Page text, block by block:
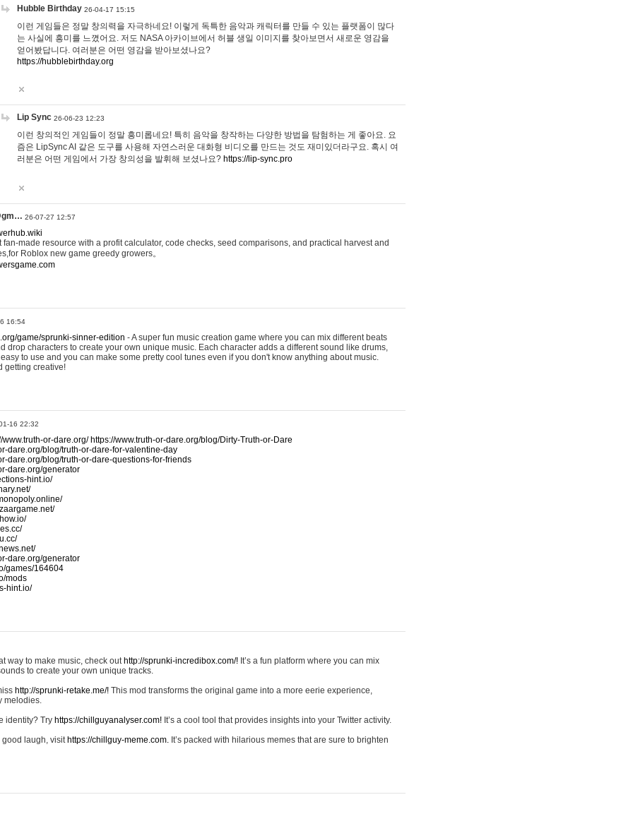
Hubble Birthday 26-04-17 15:15
이런 게임들은 정말 창의력을 자극하네요! 이렇게 독특한 음악과 캐릭터를 만들 수 있는 플랫폼이 많다
는 사실에 흥미를 느꼈어요. 저도 NASA 아카이브에서 허블 생일 이미지를 찾아보면서 새로운 영감을
얻어봤답니다. 여러분은 어떤 영감을 받아보셨나요?
https://hubblebirthday.org
Lip Sync 26-06-23 12:23
이런 창의적인 게임들이 정말 흥미롭네요! 특히 음악을 창작하는 다양한 방법을 탐험하는 게 좋아요. 요
즘은 LipSync AI 같은 도구를 사용해 자연스러운 대화형 비디오를 만드는 것도 재미있더라구요. 혹시 여
러분은 어떤 게임에서 가장 창의성을 발휘해 보셨나요? https://lip-sync.pro
26-07-27 12:57
made resource with a profit calculator, code checks, seed comparisons, and practical harvest and
Roblox new game greedy growers。
16:54
game/sprunki-sinner-edition - A super fun music creation game where you can mix different beats
drop characters to create your own unique music. Each character adds a different sound like drums,
to use and you can make some pretty cool tunes even if you don't know anything about music.
getting creative!
16 22:32
www.truth-or-dare.org/ https://www.truth-or-dare.org/blog/Dirty-Truth-or-Dare
dare.org/blog/truth-or-dare-for-valentine-day
dare.org/blog/truth-or-dare-questions-for-friends
dare.org/generator
hint.io/
dare.org/generator
games/164604
mods
hint.io/
way to make music, check out http://sprunki-incredibox.com/! It’s a fun platform where you can mix
to create your own unique tracks.
http://sprunki-retake.me/! This mod transforms the original game into a more eerie experience,
melodies.
identity? Try https://chillguyanalyser.com! It’s a cool tool that provides insights into your Twitter activity.
good laugh, visit https://chillguy-meme.com. It’s packed with hilarious memes that are sure to brighten